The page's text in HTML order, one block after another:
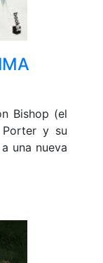
Bishop (el
y su
una nueva